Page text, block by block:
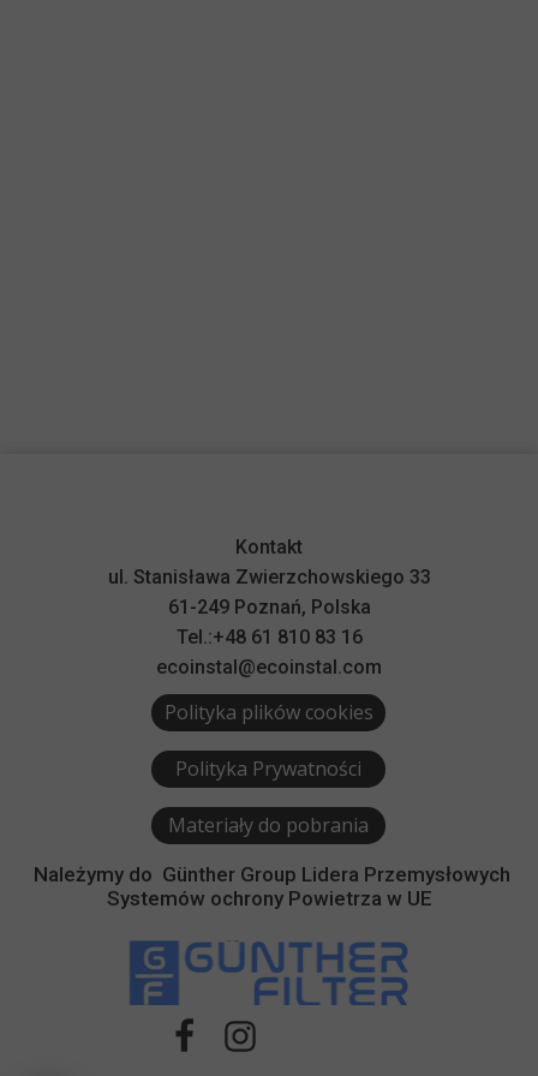
Materiały do pobrania
Polityka Prywatności
Polityka plików cookies
Kontakt
ul. Stanisława Zwierzchowskiego 33
61-249 Poznań, Polska
Tel.:+48 61 810 83 16
ecoinstal@ecoinstal.com
Należymy do Günther Group Lidera Przemysłowych
Systemów ochrony Powietrza w UE